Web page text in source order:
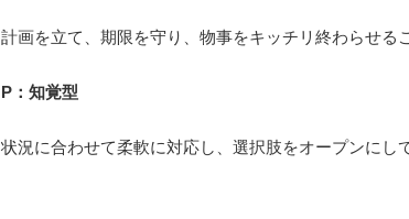
計画を立て、期限を守り、物事をキッチリ終わらせる
P：知覚型
状況に合わせて柔軟に対応し、選択肢をオープンにし